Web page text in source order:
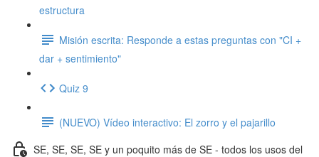
estructura
Misión escrita: Responde a estas preguntas con "CI +
dar + sentimiento"
Quiz 9
(NUEVO) Vídeo interactivo: El zorro y el pajarillo
SE, SE, SE, SE y un poquito más de SE - todos los usos del